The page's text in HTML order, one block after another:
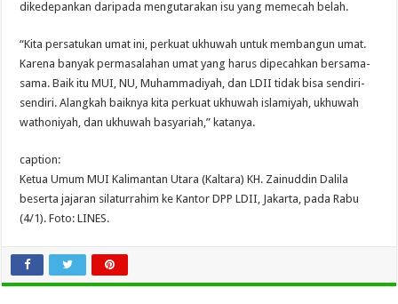
dikedepankan daripada mengutarakan isu yang memecah belah.
“Kita persatukan umat ini, perkuat ukhuwah untuk membangun umat.
Karena banyak permasalahan umat yang harus dipecahkan bersama-
sama. Baik itu MUI, NU, Muhammadiyah, dan LDII tidak bisa sendiri-
sendiri. Alangkah baiknya kita perkuat ukhuwah islamiyah, ukhuwah
wathoniyah, dan ukhuwah basyariah,” katanya.
caption:
Ketua Umum MUI Kalimantan Utara (Kaltara) KH. Zainuddin Dalila
beserta jajaran silaturrahim ke Kantor DPP LDII, Jakarta, pada Rabu
(4/1). Foto: LINES.